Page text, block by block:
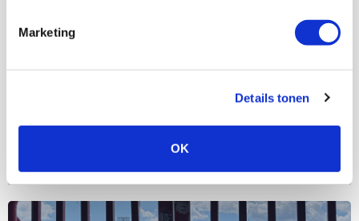
Marketing
Details tonen
OK
AUG
11